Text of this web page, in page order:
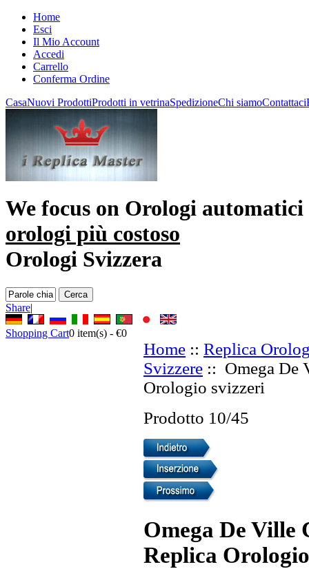
Home
Esci
Il Mio Account
Accedi
Carrello
Conferma Ordine
CasaNuovi ProdottiProdotti in vetrinaSpedizioneChi siamoContattaci
We focus on Orologi automatici
orologi più costoso
Orologi Svizzera
Share|
Shopping Cart0 item(s) - €0
Home :: Replica
Svizzere :: Omega De
Orologio svizzeri
Prodotto 10/45
Omega De Ville
Replica